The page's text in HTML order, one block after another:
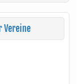
Vereine